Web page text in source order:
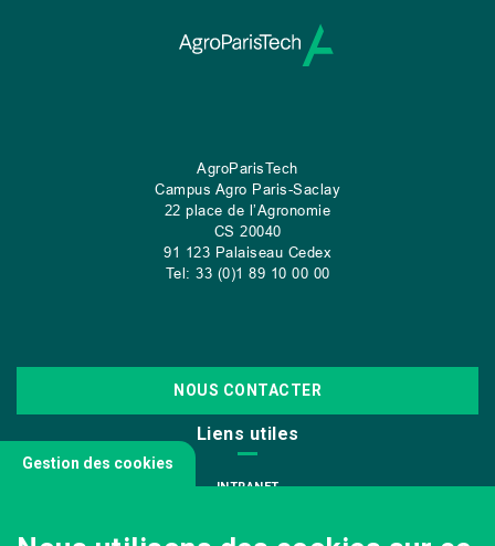
AgroParisTech
Campus Agro Paris-Saclay
22 place de l’Agronomie
CS 20040
91 123 Palaiseau Cedex
Tel: 33 (0)1 89 10 00 00
NOUS CONTACTER
Liens utiles
INTRANET
Gestion des cookies